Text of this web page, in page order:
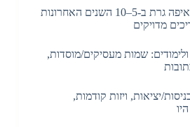
– כתובות היסטוריות: איפה גרת ב-5–10 השנים האחרונות
מדויקים
שמות מעסיקים/מוסדות,
יציאות, ויזות קודמות,